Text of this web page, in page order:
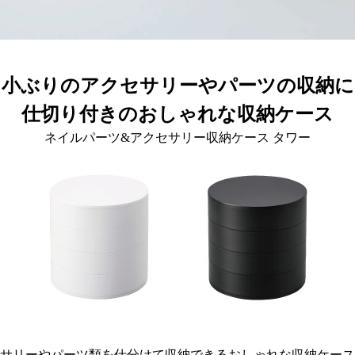
小ぶりのアクセサリーやパーツの収納に
仕切り付きのおしゃれな収納ケース
ネイルパーツ&アクセサリー収納ケース タワー